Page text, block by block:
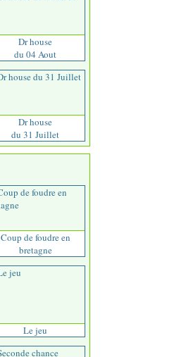
Dr house
du 04 Aout
Dr house
du 31 Juillet
Coup de foudre en
bretagne
Le jeu